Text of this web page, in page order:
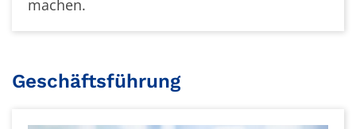
machen.
Geschäftsführung